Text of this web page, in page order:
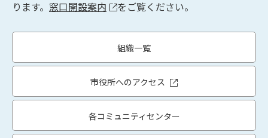
ります。 窓口開設案内 をご覧ください。
組織一覧
市役所へのアクセス
各コミュニティセンター